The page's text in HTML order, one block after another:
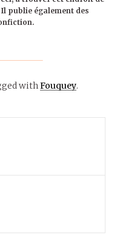
publie également des
withFouquey.